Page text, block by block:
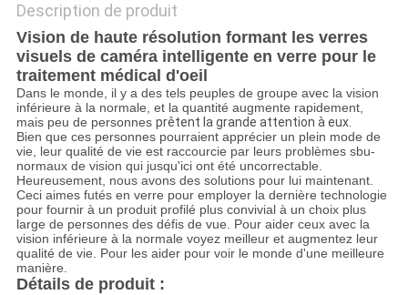
Description de produit
Vision de haute résolution formant les verres
visuels de caméra intelligente en verre pour le
traitement médical d'oeil
Dans le monde, il y a des tels peuples de groupe avec la vision
inférieure à la normale, et la quantité augmente rapidement,
mais peu de personnes prêtent la grande attention à eux.
Bien que ces personnes pourraient apprécier un plein mode de
vie, leur qualité de vie est raccourcie par leurs problèmes sbu-
normaux de vision qui jusqu'ici ont été uncorrectable.
Heureusement, nous avons des solutions pour lui maintenant.
Ceci aimes futés en verre pour employer la dernière technologie
pour fournir à un produit profilé plus convivial à un choix plus
large de personnes des défis de vue. Pour aider ceux avec la
vision inférieure à la normale voyez meilleur et augmentez leur
qualité de vie. Pour les aider pour voir le monde d'une meilleure
manière.
Détails de produit :